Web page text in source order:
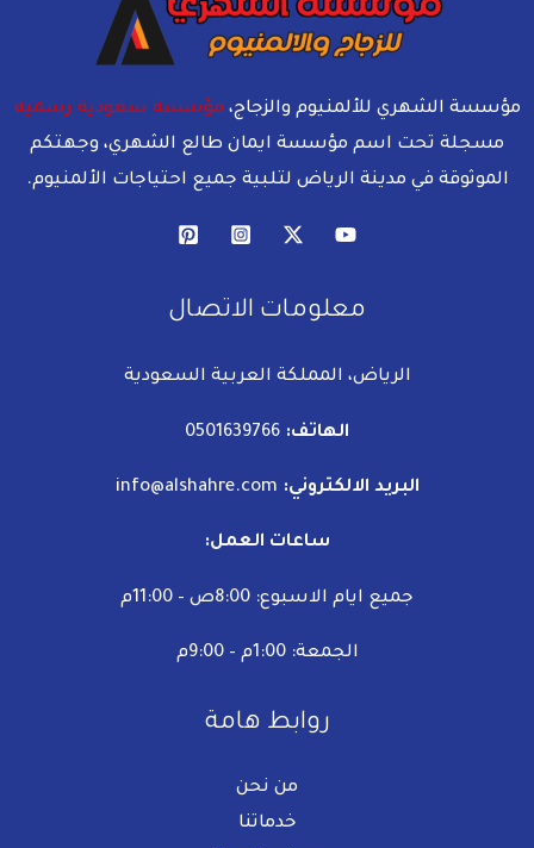
مؤسسة الشهري للألمنيوم والزجاج، مؤسسة سعودية رسمية
مسجلة تحت اسم مؤسسة ايمان طالع الشهري، وجهتكم
الموثوقة في مدينة الرياض لتلبية جميع احتياجات الألمنيوم.
معلومات الاتصال
الرياض، المملكة العربية السعودية
الهاتف:
البريد الالكتروني: info@alshahre.com
ساعات العمل:
جميع ايام الاسبوع: 8:00ص – 11:00م
الجمعة: 1:00م – 9:00م
روابط هامة
من نحن
خدماتنا